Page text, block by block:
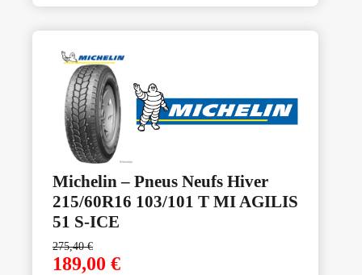
Michelin – Pneus Neufs Hiver
215/60R16 103/101 T MI AGILIS
51 S-ICE
275,40€
189,00 €